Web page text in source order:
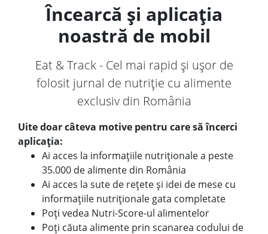
Încearcă și aplicația
noastră de mobil
Eat & Track - Cel mai rapid și ușor de
folosit jurnal de nutriție cu alimente
exclusiv din România
Uite doar câteva motive pentru care să încerci
aplicația:
Ai acces la informațiile nutriționale a peste
35.000 de alimente din România
Ai acces la sute de rețete și idei de mese cu
informațiile nutriționale gata completate
Poți vedea Nutri-Score-ul alimentelor
Poți căuta alimente prin scanarea codului de